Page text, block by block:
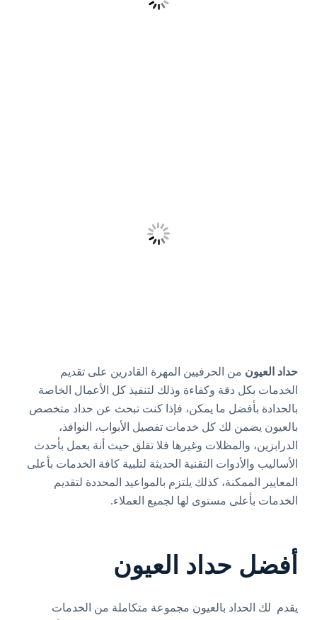
حداد العيون من الحرفيين المهرة القادرين على تقديم
الخدمات بكل دقة وكفاءة وذلك لتنفيذ كل الأعمال الخاصة
بالحدادة بأفضل ما يمكن، فإذا كنت تبحث عن حداد متخصص
بالعيون يضمن لك كل خدمات تفصيل الأبواب، النوافذ،
الدرابزين، والمظلات وغيرها فلا تقلق حيث أنة بعمل بأحدث
الأساليب والأدوات التقنية الحديثة لتلبية كافة الخدمات بأعلى
المعايير الممكنة، كذلك يلتزم بالمواعيد المحددة لتقديم
الخدمات بأعلى مستوى لها لجميع العملاء.
أفضل حداد العيون
يقدم لك الحداد بالعيون مجموعة متكاملة من الخدمات